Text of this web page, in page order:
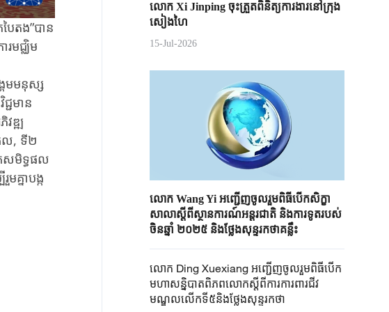
ៃតង”បាន
មជ្ឈិម
មមនុស្ស
ជមាន​
វឌ្ឍ
កល, ទី២
សមិទ្ធផល
គ្នាបង្ក
លោក Xi Jinping ចុះត្រួតពិនិត្យការងារនៅក្រុង
សៀងហៃ
15-Jul-2026
លោក​ Wang Yi អញ្ជើញចូលរួមពិធីបើក​សិក្ខា
សាលាស្តីពីស្ថានការណ៍អន្តរជាតិ និង​ការទូតរបស់
ចិនឆ្នាំ ២០២៥ ​និងថ្លែងសុន្ទរកថាគន្លឹះ
លោក ​Ding ​Xuexiang ​អញ្ជើញចូលរួម​ពិធី​បើក​​
មហាសន្និបាត​​ពិភពលោក​ស្តីពី​ការការពារជីវ
មណ្ឌល​លើកទី៥និង​ថ្លែងសុន្ទរកថា​